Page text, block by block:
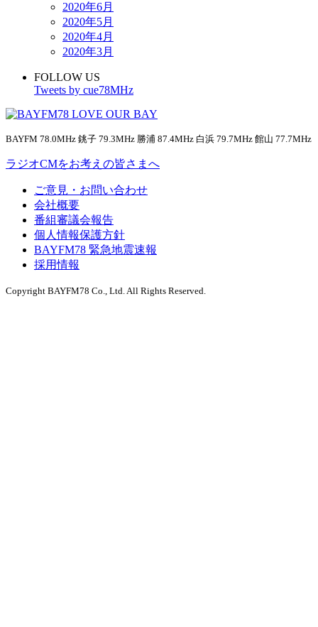
2020年6月
2020年5月
2020年4月
2020年3月
FOLLOW US
Tweets by cue78MHz
BAYFM 78.0MHz 銚子 79.3MHz 勝浦 87.4MHz 白浜 79.7MHz 館山 77.7MHz
ラジオCMをお考えの皆さまへ
ご意見・お問い合わせ
会社概要
番組審議会報告
個人情報保護方針
BAYFM78 緊急地震速報
採用情報
Copyright BAYFM78 Co., Ltd. All Rights Reserved.